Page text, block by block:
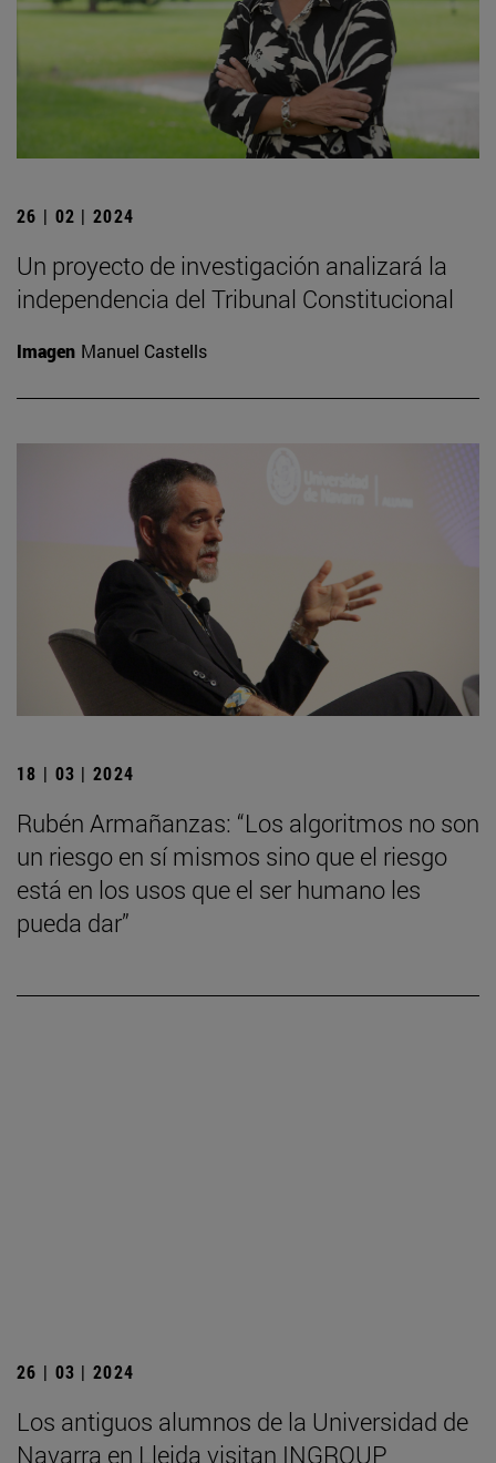
26 | 02 | 2024
Un proyecto de investigación analizará la
independencia del Tribunal Constitucional
Imagen Manuel Castells
18 | 03 | 2024
Rubén Armañanzas: “Los algoritmos no son
un riesgo en sí mismos sino que el riesgo
está en los usos que el ser humano les
pueda dar”
26 | 03 | 2024
Los antiguos alumnos de la Universidad de
Navarra en Lleida visitan INGROUP